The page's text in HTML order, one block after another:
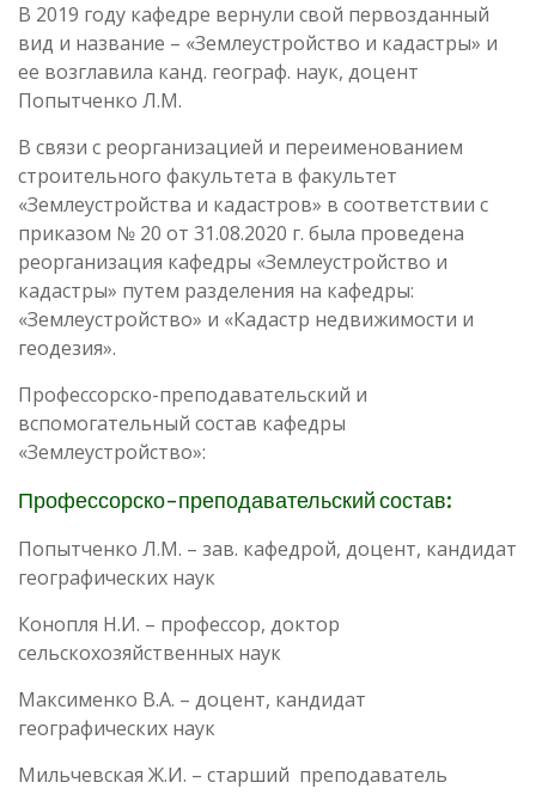
В 2019 году кафедре вернули свой первозданный
вид и название – «Землеустройство и кадастры» и
ее возглавила канд. географ. наук, доцент
Попытченко Л.М.
В связи с реорганизацией и переименованием
строительного факультета в факультет
«Землеустройства и кадастров» в соответствии с
приказом № 20 от 31.08.2020 г. была проведена
реорганизация кафедры «Землеустройство и
кадастры» путем разделения на кафедры:
«Землеустройство» и «Кадастр недвижимости и
геодезия».
Профессорско-преподавательский и
вспомогательный состав кафедры
«Землеустройство»:
Профессорско-преподавательский состав:
Попытченко Л.М. – зав. кафедрой, доцент, кандидат
географических наук
Конопля Н.И. – профессор, доктор
сельскохозяйственных наук
Максименко В.А. – доцент, кандидат
географических наук
Мильчевская Ж.И. – старший преподаватель